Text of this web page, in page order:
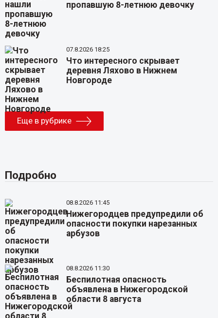
пропавшую 8-летнюю девочку
07.8.2026 18:25
Что интересного скрывает
деревня Ляхово в Нижнем
Новгороде
Еще в рубрике
Подробно
08.8.2026 11:45
Нижегородцев предупредили об
опасности покупки нарезанных
арбузов
08.8.2026 11:30
Беспилотная опасность
объявлена в Нижегородской
области 8 августа